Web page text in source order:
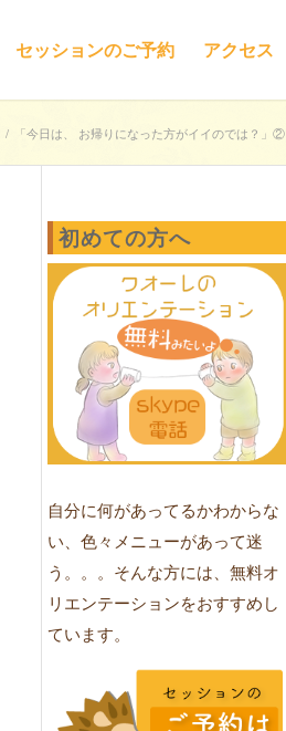
セッションのご予約 アクセス
/ 「今日は、 お帰りになった方がイイのでは？」②
初めての方へ
自分に何があってるかわからな
い、色々メニューがあって迷
う。。。そんな方には、無料オ
リエンテーションをおすすめし
ています。